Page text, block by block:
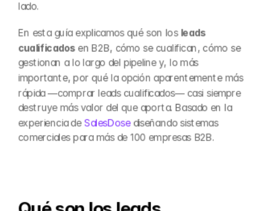
lado.
En esta guía explicamos qué son los leads
cualificados en B2B, cómo se cualifican, cómo se
gestionan a lo largo del pipeline y, lo más
importante, por qué la opción aparentemente más
rápida —comprar leads cualificados— casi siempre
destruye más valor del que aporta. Basado en la
experiencia de SalesDose diseñando sistemas
comerciales para más de 100 empresas B2B.